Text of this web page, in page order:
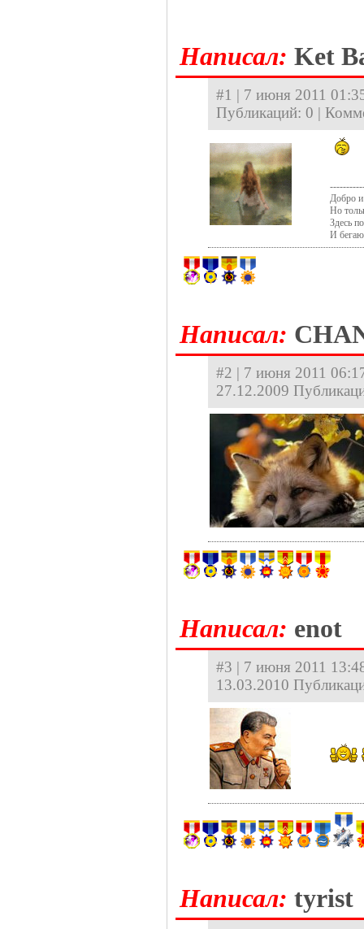
Hаписал: Ket
#1 | 7 июня 2011
Публикаций: 0 |
Добро и
Но
Здесь
И
Hаписал:
#2 | 7 июня 2011
27.12.2009
Hаписал: enot
#3 | 7 июня 2011
13.03.2010
Hаписал: tyrist